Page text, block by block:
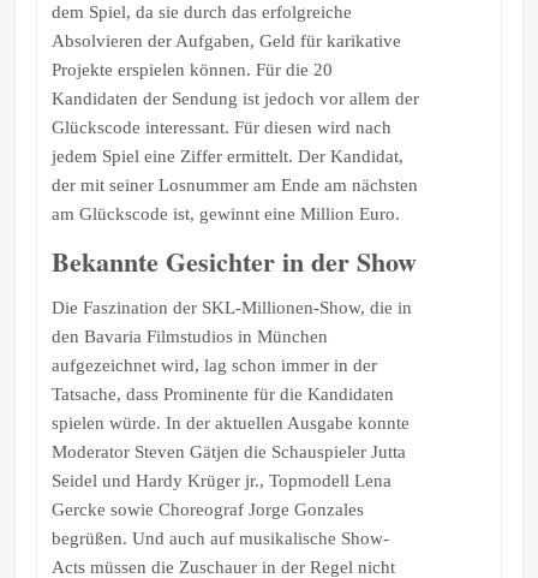
dem Spiel, da sie durch das erfolgreiche
Absolvieren der Aufgaben, Geld für karikative
Projekte erspielen können. Für die 20
Kandidaten der Sendung ist jedoch vor allem der
Glückscode interessant. Für diesen wird nach
jedem Spiel eine Ziffer ermittelt. Der Kandidat,
der mit seiner Losnummer am Ende am nächsten
am Glückscode ist, gewinnt eine Million Euro.
Bekannte Gesichter in der Show
Die Faszination der SKL-Millionen-Show, die in
den Bavaria Filmstudios in München
aufgezeichnet wird, lag schon immer in der
Tatsache, dass Prominente für die Kandidaten
spielen würde. In der aktuellen Ausgabe konnte
Moderator Steven Gätjen die Schauspieler Jutta
Seidel und Hardy Krüger jr., Topmodell Lena
Gercke sowie Choreograf Jorge Gonzales
begrüßen. Und auch auf musikalische Show-
Acts müssen die Zuschauer in der Regel nicht